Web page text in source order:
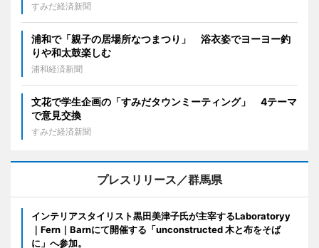
すみだ経済新聞
浦和で「親子の居場所なつまつり」 浴衣姿でヨーヨー釣
りや和太鼓楽しむ
浦和経済新聞
文花で学生企画の「すみだタウンミーティング」 4テーマ
で意見交換
すみだ経済新聞
プレスリリース／群馬県
インテリアスタイリスト黒田美津子氏が主宰するLaboratoryy
｜Fern｜Barnにて開催する「unconstructed 木と布をそば
に」へ参加。